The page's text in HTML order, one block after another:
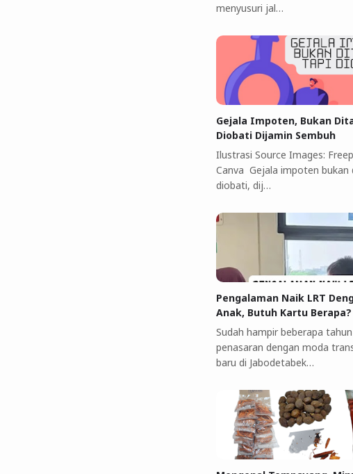
menyusuri jal…
Gejala Impoten, Bukan
Diobati Dijamin Sembuh
Ilustrasi Source Images:
Canva Gejala impoten
diobati, dij…
Pengalaman Naik LRT
Anak, Butuh Kartu Berapa?
Sudah hampir beberapa
penasaran dengan moda
baru di Jabodetabek…